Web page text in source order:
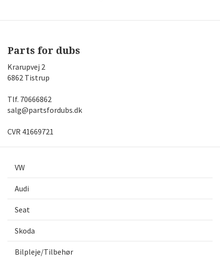
Parts for dubs
Krarupvej 2
6862 Tistrup
Tlf. 70666862
salg@partsfordubs.dk
CVR 41669721
VW
Audi
Seat
Skoda
Bilpleje/Tilbehør